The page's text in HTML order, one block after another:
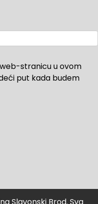
stranicu u ovom
put kada budem
Slavonski Brod. Sva